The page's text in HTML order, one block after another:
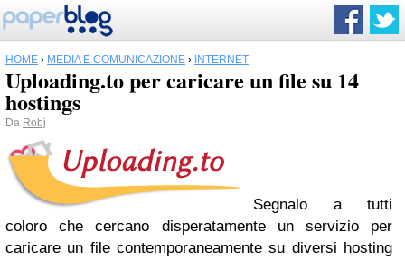
HOME › MEDIA E COMUNICAZIONE › INTERNET
Uploading.to per caricare un file su 14
hostings
Da Robj
Segnalo a tutti
coloro che cercano disperatamente un servizio per
caricare un file contemporaneamente su diversi hosting